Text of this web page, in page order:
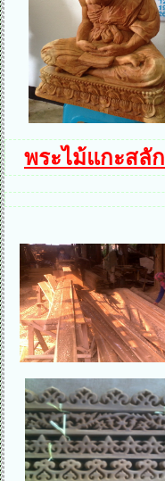
พระไม้แกะสลัก